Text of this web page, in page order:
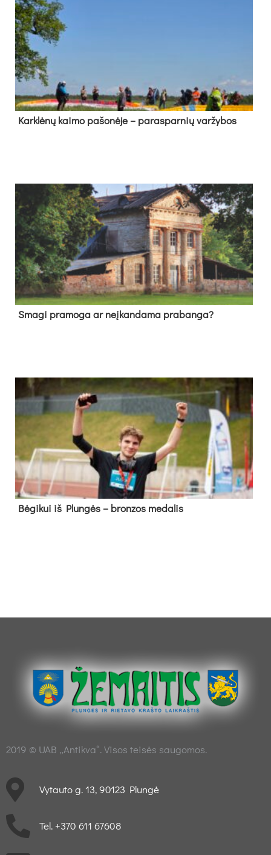
Kark­lė­nų kai­mo pa­šo­nė­je – pa­ras­par­nių var­žy­bos
Sma­gi pra­mo­ga ar neį­kan­da­ma pra­ban­ga?
Bė­gi­kui iš Plun­gės – bron­zos me­da­lis
2019 © UAB „Antikva“. Visos teisės saugomos.
Vytauto g. 13, 90123 Plungė
Tel. +370 611 67608